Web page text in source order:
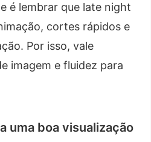
é lembrar que late night
cortes rápidos e
Por isso, vale
imagem e fluidez para
uma boa visualização